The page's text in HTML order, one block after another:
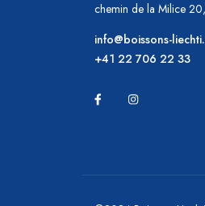
chemin de la Milice
info@boissons-
+41 22 706 22 33